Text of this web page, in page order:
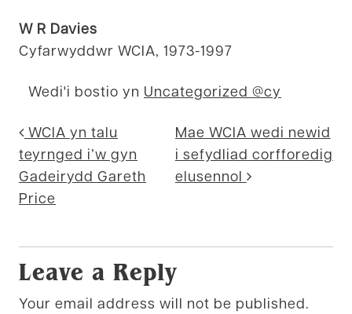
W R Davies
Cyfarwyddwr WCIA, 1973-1997
Wedi'i bostio yn Uncategorized @cy
Mordwyo
WCIA yn talu
teyrnged i’w gyn
Gadeirydd Gareth
Price
Mae WCIA wedi newid
i sefydliad corfforedig
elusennol
Leave a Reply
Your email address will not be published.